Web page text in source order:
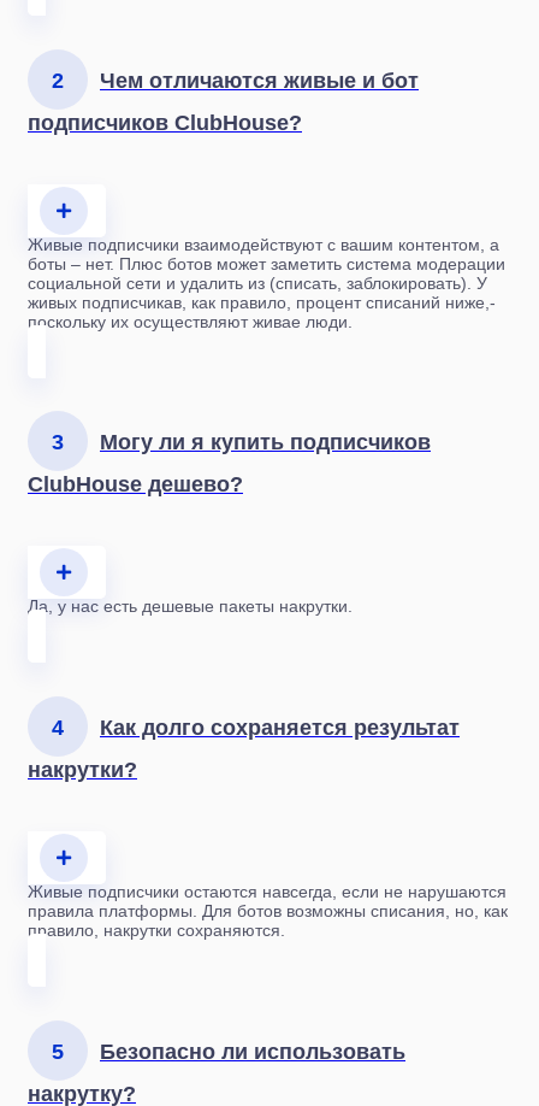
2
Чем отличаются живые и бот
подписчиков ClubHouse?
Живые подписчики взаимодействуют с вашим контентом, а
боты – нет. Плюс ботов может заметить система модерации
социальной сети и удалить из (списать, заблокировать). У
живых подписчикав, как правило, процент списаний ниже,-
поскольку их осуществляют живае люди.
3
Могу ли я купить подписчиков
ClubHouse дешево?
Да, у нас есть дешевые пакеты накрутки.
4
Как долго сохраняется результат
накрутки?
Живые подписчики остаются навсегда, если не нарушаются
правила платформы. Для ботов возможны списания, но, как
правило, накрутки сохраняются.
5
Безопасно ли использовать
накрутку?